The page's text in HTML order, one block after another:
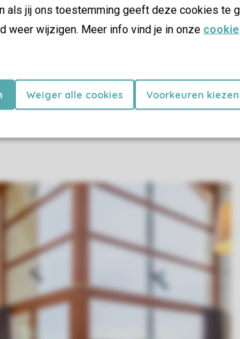
als jij ons toestemming geeft deze cookies te
weer wijzigen. Meer info vind je in onze cookie
Weiger alle cookies Voorkeuren kiezen